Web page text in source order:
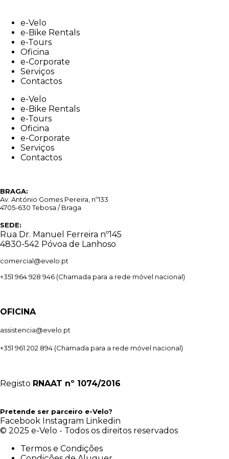
contente-Velo
e-Bike Rentals
e-Tours
Oficina
e-Corporate
Serviços
Contactos
e-Velo
e-Bike Rentals
e-Tours
Oficina
e-Corporate
Serviços
Contactos
BRAGA:
Av. António Gomes Pereira, nº133
4705-630 Tebosa / Braga
SEDE:
Rua Dr. Manuel Ferreira nº145
4830-542 Póvoa de Lanhoso
comercial@evelo.pt
+351 964 928 946 (Chamada para a rede móvel nacional)
OFICINA
assistencia@evelo.pt
+351 961 202 894 (Chamada para a rede móvel nacional)
Registo RNAAT nº 1074/2016
Pretende ser parceiro e-Velo?
Facebook Instagram Linkedin
© 2025 e-Velo - Todos os direitos reservados
Termos e Condições